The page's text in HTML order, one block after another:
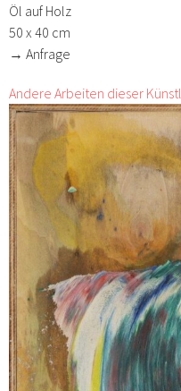
Öl auf Holz
50 x 40 cm
→ Anfrage
Andere Arbeiten dieser